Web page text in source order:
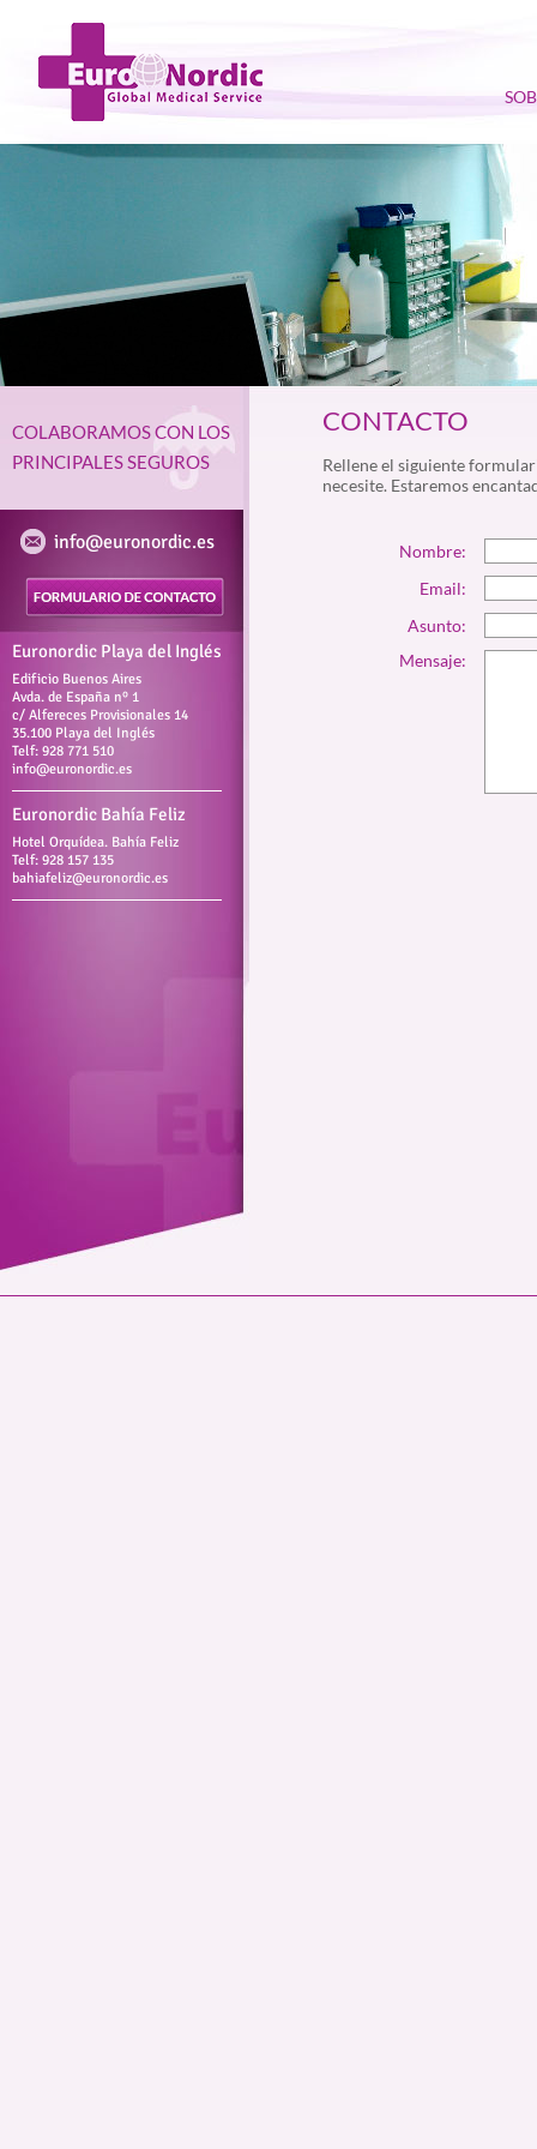
COLABORAMOS CON LOS
PRINCIPALES SEGUROS
info@euronordic.es
Euronordic Playa del Inglés
Edificio Buenos Aires
Avda. de España nº 1
c/ Alfereces Provisionales 14
35.100 Playa del Inglés
Telf: 928 771 510
info@euronordic.es
Euronordic Bahía Feliz
Hotel Orquídea. Bahía Feliz
Telf: 928 157 135
bahiafeliz@euronordic.es
CONTACTO
Rellene el siguiente
necesite. Estaremos
Nombre:
Email:
Asunto:
Mensaje: